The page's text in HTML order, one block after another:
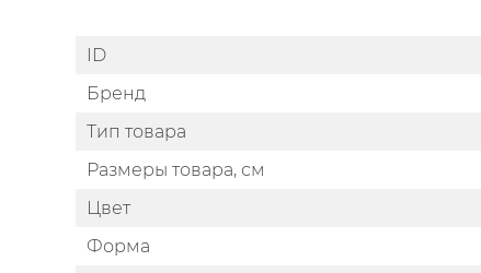
ID
Бренд
Тип товара
Размеры товара, см
Цвет
Форма